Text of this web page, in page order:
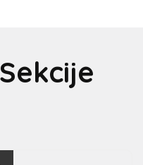
Sekcije